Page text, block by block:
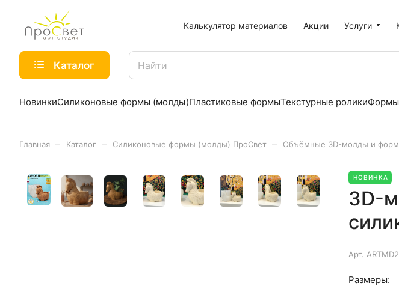
Калькулятор материалов Акции Услуги
Каталог
НовинкиСиликоновые формы (молды)Пластиковые формыТекстурные ролики
Главная Каталог Силиконовые формы (молды) ПроСвет Объёмные 3D-молды и
НОВИНКА
3D-
Арт.
Размеры: